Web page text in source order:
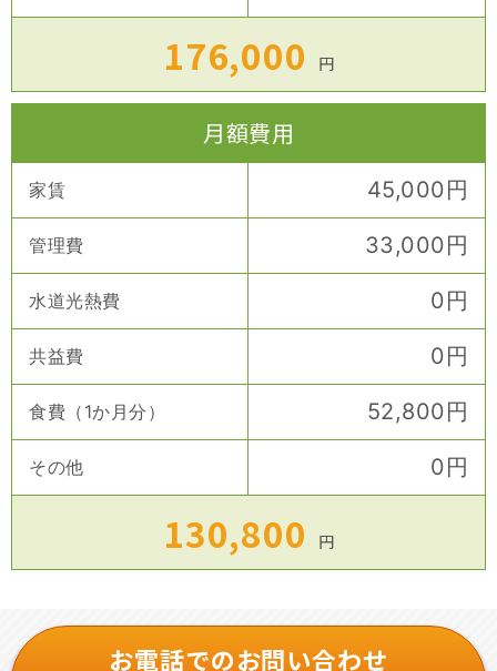
176,000 円
月額費用
家賃 45,000円
管理費 33,000円
水道光熱費 0円
共益費 0円
食費（1か月分） 52,800円
その他 0円
130,800 円
お電話でのお問い合わせ